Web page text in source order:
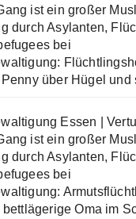
ist ein großer
durch Asylanten,
bei
über Hügel und
Essen |
ist ein großer
durch Asylanten,
bei
Oma im